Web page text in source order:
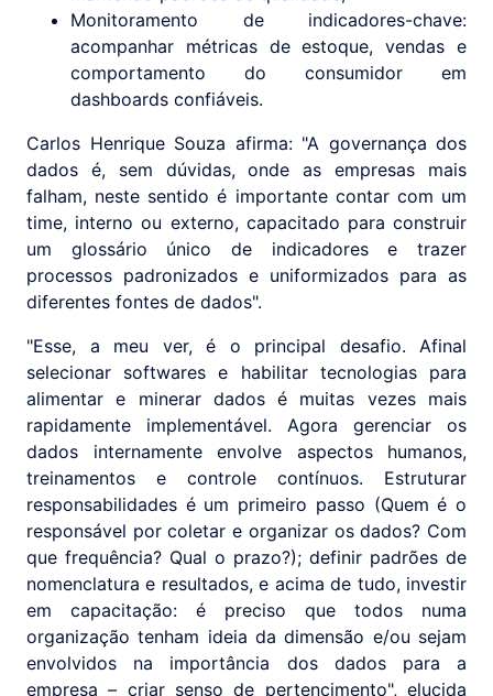
Monitoramento de indicadores-chave:
acompanhar métricas de estoque, vendas e
comportamento do consumidor em
dashboards confiáveis.
Carlos Henrique Souza afirma: "A governança dos
dados é, sem dúvidas, onde as empresas mais
falham, neste sentido é importante contar com um
time, interno ou externo, capacitado para construir
um glossário único de indicadores e trazer
processos padronizados e uniformizados para as
diferentes fontes de dados".
"Esse, a meu ver, é o principal desafio. Afinal
selecionar softwares e habilitar tecnologias para
alimentar e minerar dados é muitas vezes mais
rapidamente implementável. Agora gerenciar os
dados internamente envolve aspectos humanos,
treinamentos e controle contínuos. Estruturar
responsabilidades é um primeiro passo (Quem é o
responsável por coletar e organizar os dados? Com
que frequência? Qual o prazo?); definir padrões de
nomenclatura e resultados, e acima de tudo, investir
em capacitação: é preciso que todos numa
organização tenham ideia da dimensão e/ou sejam
envolvidos na importância dos dados para a
empresa – criar senso de pertencimento", elucida